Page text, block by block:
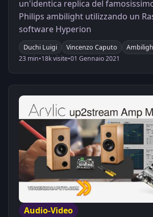
un'identica replica del
Philips ambilight utilizzando un
software Hyperion
Duchi Luigi Vincenzo Caputo
23 min•18k visite•01 Gennaio 2021
Audio-Video